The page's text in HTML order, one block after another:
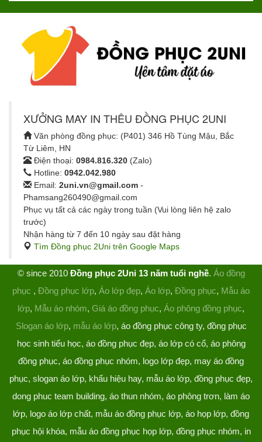
XƯỞNG MAY IN THÊU ĐỒNG PHỤC 2UNI
Văn phòng đồng phục: (P401) 346 Hồ Tùng Mậu, Bắc
Từ Liêm, HN
Điện thoại: 0984.816.320 (Zalo)
Hotline: 0942.042.980
Email: 2uni.vn@gmail.com -
Phamsang260490@gmail.com
Phục vụ tất cả các ngày trong tuần (Vui lòng liên hệ zalo
trước)
Nhận hàng từ 7 đến 10 ngày sau đặt hàng
Tìm Đồng phục 2Uni trên Google Maps
© since 2010 Đồng phục 2Uni 13 năm tuổi nghề. Áo đồng
phục , Đồng phục lớp, Áo lớp đẹp, Áo lớp, Đồng phục, Mẫu áo
lớp, Mẫu áo nhóm, Giá áo đồng phục, Áo phông đồng phục,
Slogan áo lớp, mẫu áo lớp, áo đồng phục công ty, đồng phục
học sinh tiểu học, áo đồng phục đẹp, áo lớp có cổ, áo phông
đồng phục, áo đồng phục nhóm, logo lớp đẹp, may áo đồng
phục, slogan áo lớp, khẩu hiệu hay, mẫu áo lớp, đồng phục đẹp,
dong phuc team building, áo thun nhóm, áo phông trơn, làm áo
lớp, logo áo lớp chất, mẫu áo đồng phục lớp, áo họp lớp, đồng
phục hội khóa, mẫu áo đồng phục họp lớp, đồng phục nhóm, in